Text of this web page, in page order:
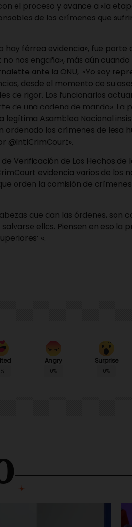
el proceso y avance a «la
de los crímenes que
hay férrea evidencia», fue parte
nos engaña», más aún
ante la ONU, «Yo soy
desde el momento de su
de rigor. Los funcionarios
de una cadena de mando». La
legítima Asamblea Nacional
ordenado los crímenes de lesa
@IntlCrimCourt».
Verificación de Los Hechos de
evidencia varios de los
orden la comisión de
que dan las órdenes, son
ellos. Piensen en eso la
«.
Angry
0%
Surprise
0%